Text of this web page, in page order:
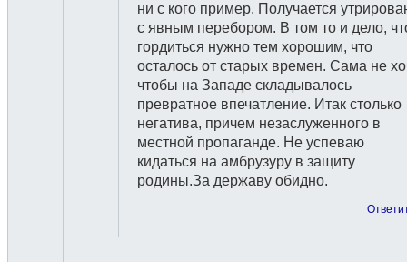
ни с кого пример. Получается
с явным перебором. В том то и дело,
гордиться нужно тем хорошим, что
осталось от старых времен. Сама не
чтобы на Западе складывалось
превратное впечатление. Итак столько
негатива, причем незаслуженного в
местной пропаганде. Не успеваю
кидаться на амбрузуру в защиту
родины.За державу обидно.